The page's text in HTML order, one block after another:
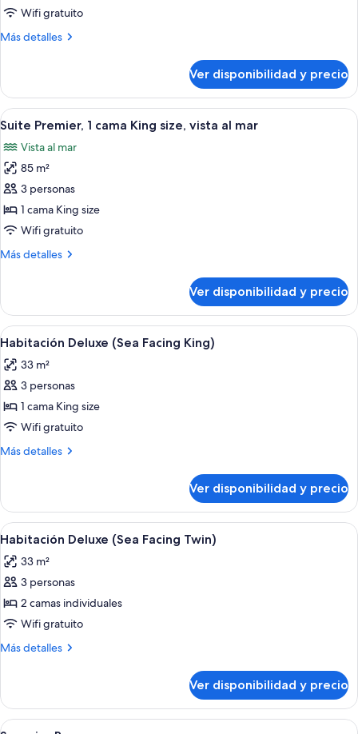
2
camas
vista
al
océano
Wifi gratuito
Más detalles
Más
Premier,
camas
balcón,
vista
al
océano
Ver disponibilidad y precio
Ver
todas
las
fotos
de
Suite
Premier,
cama
vista
al
mar
Habitación de hotel moderna con
5
Suite Premier, 1 cama King size, vista al mar
Vista al mar
85 m²
3 personas
1 cama King size
Wifi gratuito
Más detalles
Más
Premier,
cama
size,
vista
mar
Ver disponibilidad y precio
Ver
todas
las
fotos
de
Habitación
Deluxe
King)
Habitación de hotel moderna con
4
Habitación Deluxe (Sea Facing King)
33 m²
3 personas
1 cama King size
Wifi gratuito
Más detalles
Más
Deluxe
(Sea
Facing
Ver disponibilidad y precio
Ver
todas
las
fotos
de
Habitación
Deluxe
Twin)
Una habitación de hotel moderna
4
Habitación Deluxe (Sea Facing Twin)
33 m²
3 personas
2 camas individuales
Wifi gratuito
Más detalles
Más
Deluxe
(Sea
Ver disponibilidad y precio
Ver Minibar, caja de seguridad en la